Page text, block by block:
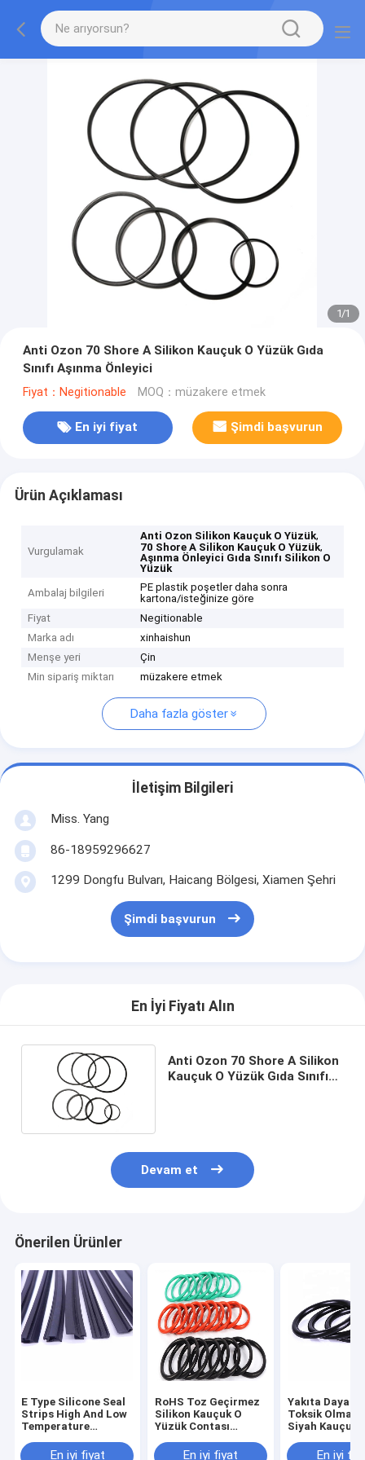
1/1
Anti Ozon 70 Shore A Silikon Kauçuk O Yüzük Gıda
Sınıfı Aşınma Önleyici
Fiyat：Negitionable MOQ：müzakere etmek
En iyi fiyat Şimdi başvurun
Ürün Açıklaması
Vurgulamak
Anti Ozon Silikon Kauçuk O Yüzük,
70 Shore A Silikon Kauçuk O Yüzük,
Aşınma Önleyici Gıda Sınıfı Silikon O
Yüzük
Ambalaj bilgileri
PE plastik poşetler daha sonra
kartona/isteğinize göre
Fiyat
Negitionable
Marka adı
xinhaishun
Menşe yeri
Çin
Min sipariş miktarı
müzakere etmek
Daha fazla göster
İletişim Bilgileri
Miss. Yang
86-18959296627
1299 Dongfu Bulvarı, Haicang Bölgesi, Xiamen Şehri
Şimdi başvurun
En İyi Fiyatı Alın
Anti Ozon 70 Shore A Silikon
Kauçuk O Yüzük Gıda Sınıfı
Devam et
Önerilen Ürünler
E Type Silicone Seal
Strips High And Low
Temperature
En iyi fiyat
RoHS Toz Geçirmez
Silikon Kauçuk O
Yüzük Contası
YalıtımıEn iyi fiyat
Yakıta
Toksik
Siyah Kauçuk
Önleyici Su
En iyi